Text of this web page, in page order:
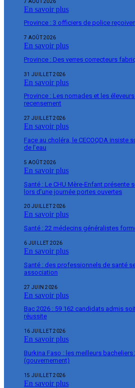
En savoir plus
Province : 3 officiers de police
7 AOÛT 2026
En savoir plus
Province : Des verres correcteurs
31 JUILLET 2026
En savoir plus
Province : Les nomades et les
recensement
27 JUILLET 2026
En savoir plus
Face au choléra, le CECOQDA insiste
de l’eau
5 AOÛT 2026
En savoir plus
Santé : Le CHU Mère-Enfant présente
lors d’une journée portes ouvertes
20 JUILLET 2026
En savoir plus
Santé : 22 médecins généralistes
6 JUILLET 2026
En savoir plus
Santé : des professionnels de santé
association
27 JUIN 2026
En savoir plus
Bac 2026 : 59 162 candidats admis
réussite
16 JUILLET 2026
En savoir plus
Burkina Faso : les meilleurs
(gouvernement)
15 JUILLET 2026
En savoir plus